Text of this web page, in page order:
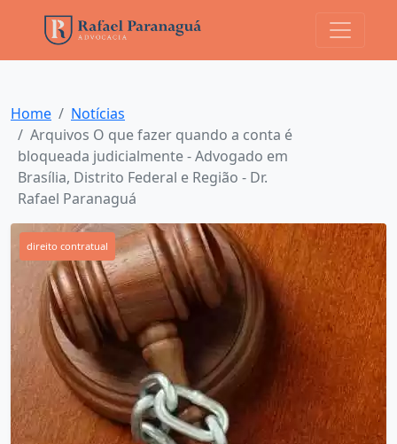
Home
Notícias
Arquivos O que fazer quando a conta é
bloqueada judicialmente - Advogado em
Brasília, Distrito Federal e Região - Dr.
Rafael Paranaguá
direito contratual